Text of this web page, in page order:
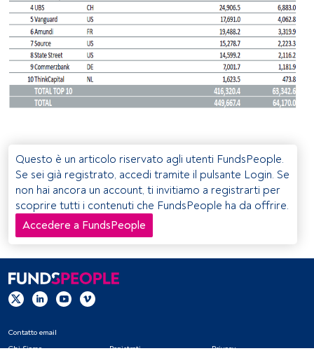
Questo è un articolo riservato agli utenti FundsPeople.
Se sei già registrato, accedi tramite il pulsante Login. Se
non hai ancora un account, ti invitiamo a registrarti per
scoprire tutti i contenuti che FundsPeople ha da offrire.
Accedere a FundsPeople
Contatto email
Chi Siamo
Registrati Privacy